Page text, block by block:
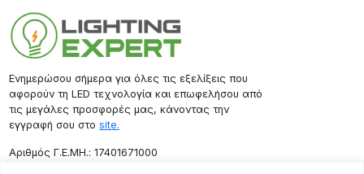
Ενημερώσου σήμερα για όλες τις εξελίξεις που
αφορούν τη LED τεχνολογία και επωφελήσου από
τις μεγάλες προσφορές μας, κάνοντας την
εγγραφή σου στο site.
Aριθμός Γ.Ε.ΜΗ.: 17401671000